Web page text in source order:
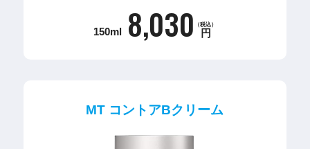
150ml 8,030 （税込）
円
MT コントアBクリーム